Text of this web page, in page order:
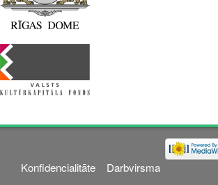
Konfidencialitāte Darbvirsma